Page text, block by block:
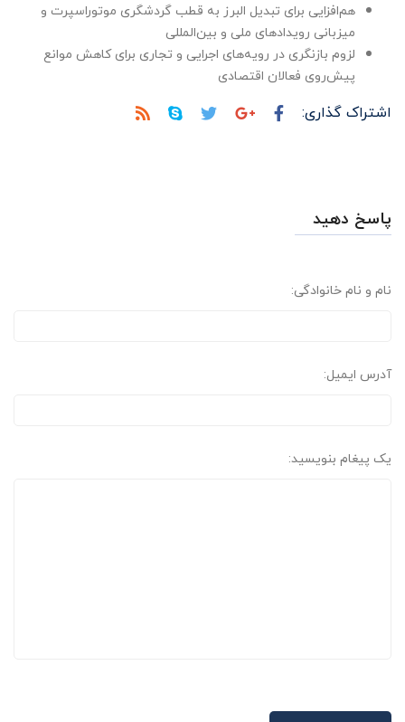
هم‌افزایی برای تبدیل البرز به قطب گردشگری موتوراسپرت و
میزبانی رویدادهای ملی و بین‌المللی
لزوم بازنگری در رویه‌های اجرایی و تجاری برای کاهش موانع
پیش‌روی فعالان اقتصادی
اشتراک گذاری:
پاسخ دهید
نام و نام خانوادگی:
آدرس ایمیل:
یک پیغام بنویسید: